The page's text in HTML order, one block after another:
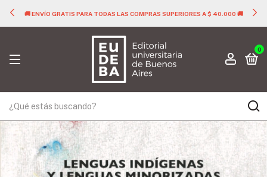
🚚 ENVÍO GRATIS PARA TODAS LAS COMPRAS SUPERIORES A $ 40.000 🚚
0